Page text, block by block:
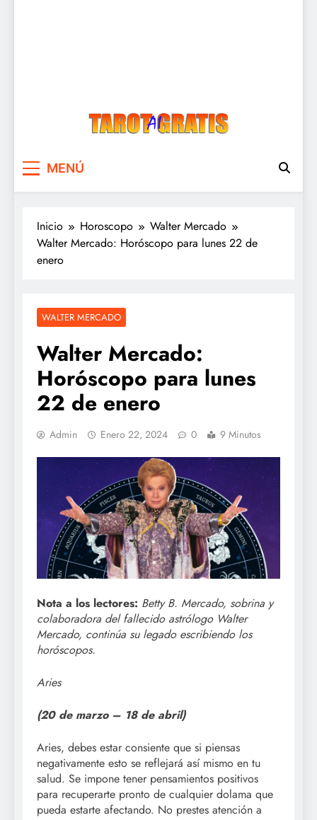
MENÚ
Inicio Horoscopo
Walter Mercado
Walter Mercado: Horóscopo para lunes 22 de
enero
WALTER MERCADO
Walter Mercado:
Horóscopo para lunes
22 de enero
Admin Enero 22, 2024 0 9 Minutos
Nota a los lectores: Betty B. Mercado, sobrina y
colaboradora del fallecido astrólogo Walter
Mercado, continúa su legado escribiendo los
horóscopos.
Aries
(20 de marzo – 18 de abril)
Aries, debes estar consiente que si piensas
negativamente esto se reflejará así mismo en tu
salud. Se impone tener pensamientos positivos
para recuperarte pronto de cualquier dolama que
pueda estarte afectando. No prestes atención a